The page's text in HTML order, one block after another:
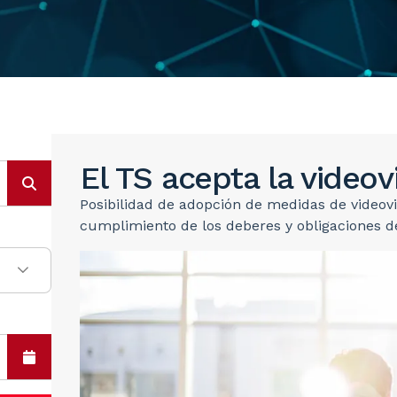
El TS acepta la
Posibilidad de adopción de medidas de
cumplimiento de los deberes y obligaciones